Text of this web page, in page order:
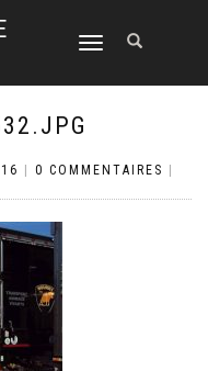
DÉPLIER
NAVIGATION
0 COMMENTAIRES